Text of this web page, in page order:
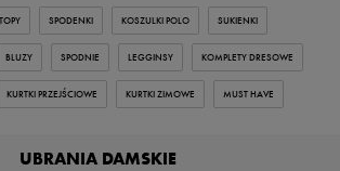
TOPY SPODENKI KOSZULKI POLO SUKIENKI
BLUZY SPODNIE LEGGINSY KOMPLETY DRESOWE
KURTKI PRZEJŚCIOWE KURTKI ZIMOWE MUST HAVE
UBRANIA DAMSKIE